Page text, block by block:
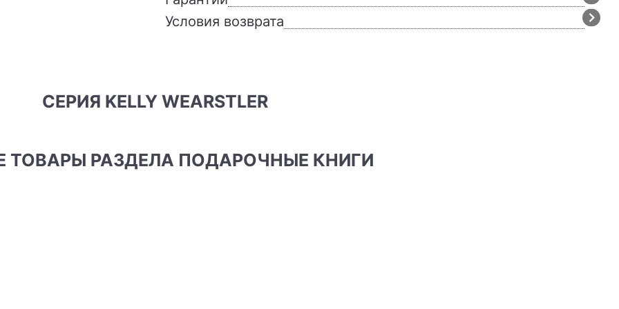
Условия возврата
СЕРИЯ KELLY WEARSTLER
ТОВАРЫ РАЗДЕЛА ПОДАРОЧНЫЕ КНИГИ